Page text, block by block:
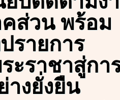
ส่วน พร้อม
รายการ
ะราชาสู่กา
งยั่งยืน